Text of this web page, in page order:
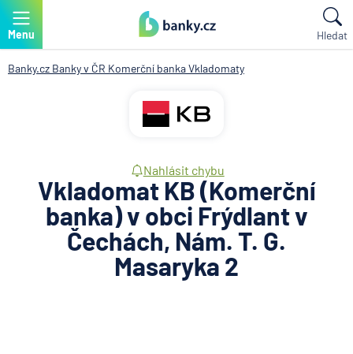
Menu Hledat
Banky.cz Banky v ČR Komerční bankaVkladomaty
Nahlásit chybu
Vkladomat KB (Komerční
banka) v obci Frýdlant v
Čechách, Nám. T. G.
Masaryka 2